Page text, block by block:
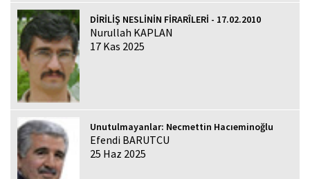
DİRİLİŞ NESLİNİN FİRARÎLERİ - 17.02.2010
Nurullah KAPLAN
17 Kas 2025
Unutulmayanlar: Necmettin Hacıeminoğlu
Efendi BARUTCU
25 Haz 2025